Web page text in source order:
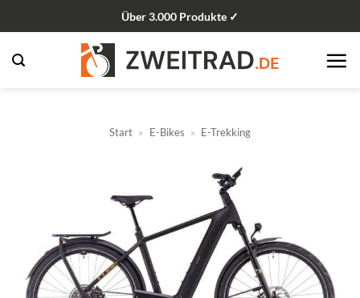
Inhalt
springen
Über 3.000 Produkte ✓
Start » E-Bikes » E-Trekking